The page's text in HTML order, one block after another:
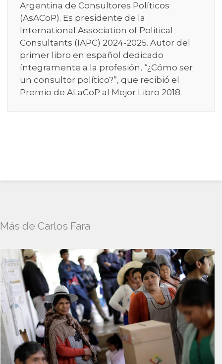
Argentina de Consultores Políticos
(AsACoP). Es presidente de la
International Association of Political
Consultants (IAPC) 2024-2025. Autor del
primer libro en español dedicado
íntegramente a la profesión, “¿Cómo ser
un consultor político?”, que recibió el
Premio de ALaCoP al Mejor Libro 2018.
Más de Carlos Fara